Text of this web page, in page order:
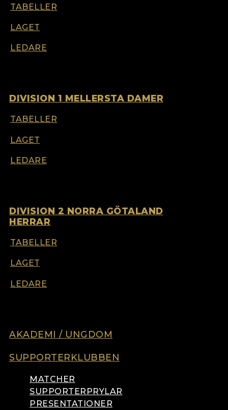
TABELLER
LAGET
LEDARE
DIVISION 1 MELLERSTA DAMER
TABELLER
LAGET
LEDARE
DIVISION 2 NORRA GÖTALAND
HERRAR
TABELLER
LAGET
LEDARE
AKADEMI / UNGDOM
SUPPORTERKLUBBEN
MATCHER
SUPPORTERPRYLAR
PRESENTATIONER